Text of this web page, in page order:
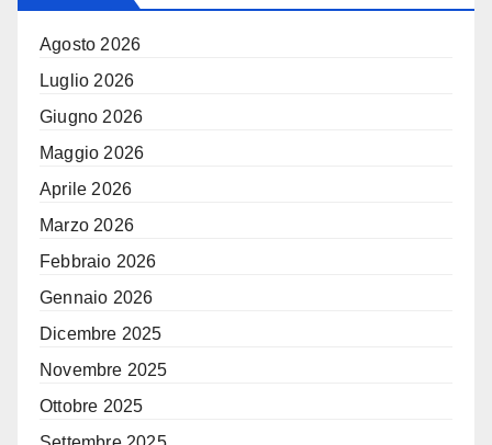
Agosto 2026
Luglio 2026
Giugno 2026
Maggio 2026
Aprile 2026
Marzo 2026
Febbraio 2026
Gennaio 2026
Dicembre 2025
Novembre 2025
Ottobre 2025